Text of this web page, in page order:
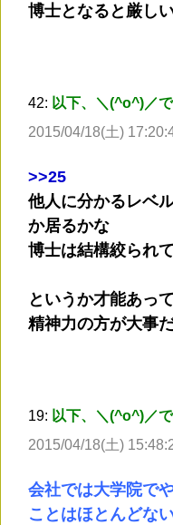
博士となると厳し
42: 以下、＼(^o^)／
2015/04/18(土)
>>25
他人に分かるレベ
か居るかな
博士は結構絞られ
というか才能あっ
精神力の方が大事
19: 以下、＼(^o^)／
2015/04/18(土)
会社では大学院で
ことはほとんどな